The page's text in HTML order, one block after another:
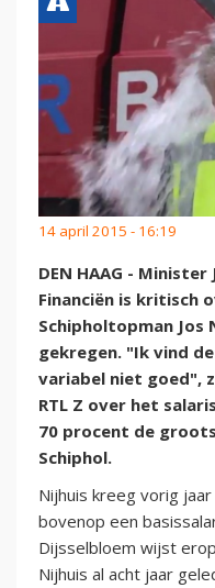
14 april 2015 - 16:19
DEN HAAG -
Financiën is kritisch
Schipholtopman Jos
gekregen. "Ik vind
variabel niet goed",
RTL Z over het
70 procent de
Schiphol.
Nijhuis kreeg vorig
bovenop een
Dijsselbloem wijst
Nijhuis al acht jaar